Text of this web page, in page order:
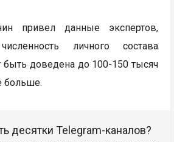
привел данные экспертов,
личного состава
быть доведена до 100-150 тысяч
больше.
десятки Telegram-каналов?